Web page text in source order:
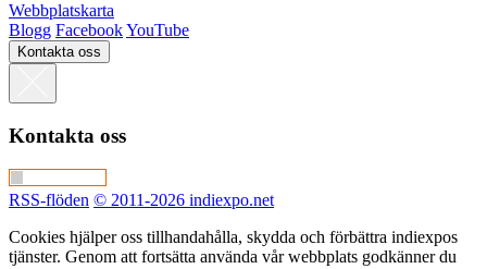
Webbplatskarta
Blogg FacebookYouTube
Kontakta oss
Kontakta oss
RSS-flöden © 2011-2026 indiexpo.net
Cookies hjälper oss tillhandahålla, skydda och förbättra indiexpos
tjänster. Genom att fortsätta använda vår webbplats godkänner du